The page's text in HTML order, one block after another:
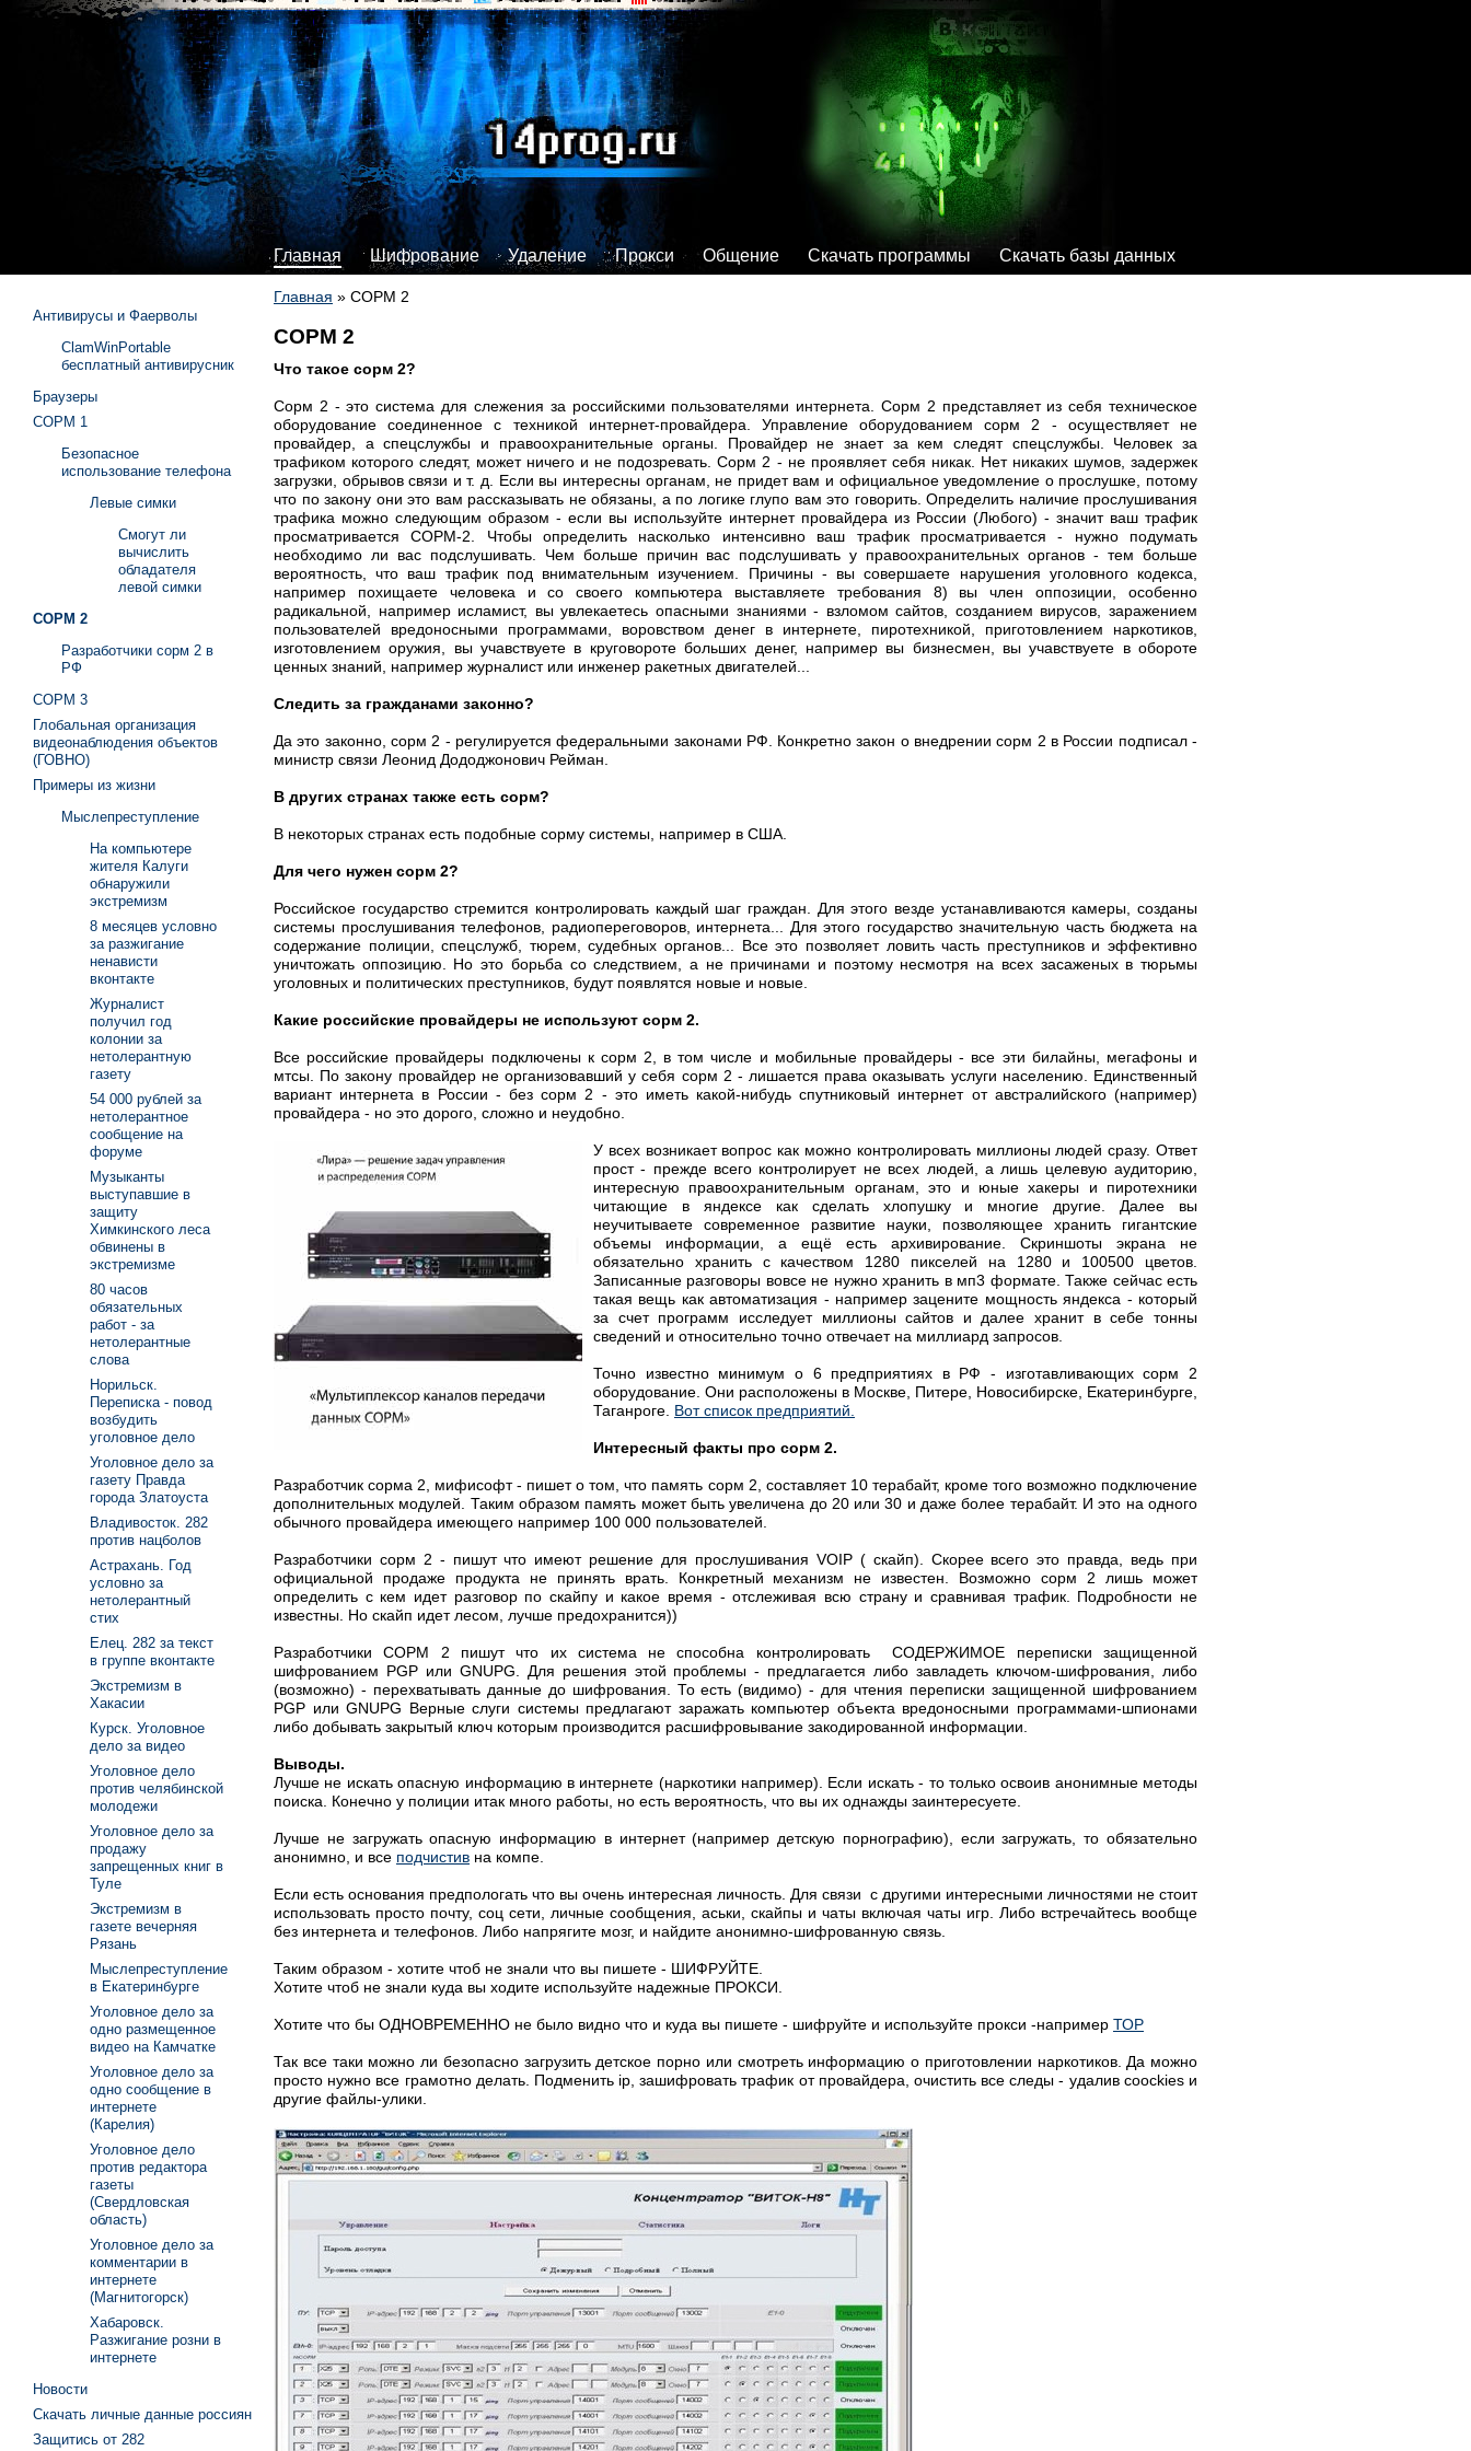
Главная Шифрование Удаление Прокси Общение Скачать программы Скачать базы данных
Главная » СОРМ 2
СОРМ 2
Что такое сорм 2?
Сорм 2 - это система для слежения за российскими пользователями интернета. Сорм 2 представляет из себя техническое
оборудование соединенное с техникой интернет-провайдера. Управление оборудованием сорм 2 - осуществляет не
провайдер, а спецслужбы и правоохранительные органы. Провайдер не знает за кем следят спецслужбы. Человек за
трафиком которого следят, может ничего и не подозревать. Сорм 2 - не проявляет себя никак. Нет никаких шумов, задержек
загрузки, обрывов связи и т. д. Если вы интересны органам, не придет вам и официальное уведомление о прослушке, потому
что по закону они это вам рассказывать не обязаны, а по логике глупо вам это говорить. Определить наличие прослушивания
трафика можно следующим образом - если вы используйте интернет провайдера из России (Любого) - значит ваш трафик
просматривается СОРМ-2. Чтобы определить насколько интенсивно ваш трафик просматривается - нужно подумать
необходимо ли вас подслушивать. Чем больше причин вас подслушивать у правоохранительных органов - тем больше
вероятность, что ваш трафик под внимательным изучением. Причины - вы совершаете нарушения уголовного кодекса,
например похищаете человека и со своего компьютера выставляете требования 8) вы член оппозиции, особенно
радикальной, например исламист, вы увлекаетесь опасными знаниями - взломом сайтов, созданием вирусов, заражением
пользователей вредоносными программами, воровством денег в интернете, пиротехникой, приготовлением наркотиков,
изготовлением оружия, вы учавствуете в круговороте больших денег, например вы бизнесмен, вы учавствуете в обороте
ценных знаний, например журналист или инженер ракетных двигателей...
Следить за гражданами законно?
Да это законно, сорм 2 - регулируется федеральными законами РФ. Конкретно закон о внедрении сорм 2 в России подписал -
министр связи Леонид Дододжонович Рейман.
В других странах также есть сорм?
В некоторых странах есть подобные сорму системы, например в США.
Для чего нужен сорм 2?
Российское государство стремится контролировать каждый шаг граждан. Для этого везде устанавливаются камеры, созданы
системы прослушивания телефонов, радиопереговоров, интернета... Для этого государство значительную часть бюджета на
содержание полиции, спецслужб, тюрем, судебных органов... Все это позволяет ловить часть преступников и эффективно
уничтожать оппозицию. Но это борьба со следствием, а не причинами и поэтому несмотря на всех засаженых в тюрьмы
уголовных и политических преступников, будут появлятся новые и новые.
Какие российские провайдеры не используют сорм 2.
Все российские провайдеры подключены к сорм 2, в том числе и мобильные провайдеры - все эти билайны, мегафоны и
мтсы. По закону провайдер не организовавший у себя сорм 2 - лишается права оказывать услуги населению. Единственный
вариант интернета в России - без сорм 2 - это иметь какой-нибудь спутниковый интернет от австралийского (например)
провайдера - но это дорого, сложно и неудобно.
У всех возникает вопрос как можно контролировать миллионы людей сразу. Ответ
прост - прежде всего контролирует не всех людей, а лишь целевую аудиторию,
интересную правоохранительным органам, это и юные хакеры и пиротехники
читающие в яндексе как сделать хлопушку и многие другие. Далее вы
неучитываете современное развитие науки, позволяющее хранить гигантские
объемы информации, а ещё есть архивирование. Скриншоты экрана не
обязательно хранить с качеством 1280 пикселей на 1280 и 100500 цветов.
Записанные разговоры вовсе не нужно хранить в мп3 формате. Также сейчас есть
такая вещь как автоматизация - например зацените мощность яндекса - который
за счет программ исследует миллионы сайтов и далее хранит в себе тонны
сведений и относительно точно отвечает на миллиард запросов.
Точно известно минимум о6 предприятиях в РФ - изготавливающих сорм 2
оборудование. Они расположены в Москве, Питере, Новосибирске, Екатеринбурге,
Таганроге. Вот список предприятий.
Интересный факты про сорм 2.
Разработчик сорма 2, мифисофт - пишет о том, что память сорм 2, составляет 10 терабайт, кроме того возможно подключение
дополнительных модулей. Таким образом память может быть увеличена до 20 или 30 и даже более терабайт. И это на одного
обычного провайдера имеющего например 100 000 пользователей.
Разработчики сорм 2 - пишут что имеют решение для прослушивания VOIP ( скайп). Скорее всего это правда, ведь при
официальной продаже продукта не принять врать. Конкретный механизм не известен. Возможно сорм 2 лишь может
определить с кем идет разговор по скайпу и какое время - отслеживая всю страну и сравнивая трафик. Подробности не
известны. Но скайп идет лесом, лучше предохранится))
Разработчики СОРМ 2 пишут что их система не способна контролировать СОДЕРЖИМОЕ переписки защищенной
шифрованием PGP или GNUPG. Для решения этой проблемы - предлагается либо завладеть ключом-шифрования, либо
(возможно) - перехватывать данные до шифрования. То есть (видимо) - для чтения переписки защищенной шифрованием
PGP или GNUPG Верные слуги системы предлагают заражать компьютер объекта вредоносными программами-шпионами
либо добывать закрытый ключ которым производится расшифровывание закодированной информации.
Выводы.
Лучше не искать опасную информацию в интернете (наркотики например). Если искать - то только освоив анонимные методы
поиска. Конечно у полиции итак много работы, но есть вероятность, что вы их однажды заинтересуете.
Лучше не загружать опасную информацию в интернет (например детскую порнографию), если загружать, то обязательно
анонимно, и все подчистив на компе.
Если есть основания предпологать что вы очень интересная личность. Для связи с другими интересными личностями не стоит
использовать просто почту, соц сети, личные сообщения, аськи, скайпы и чаты включая чаты игр. Либо встречайтесь вообще
без интернета и телефонов. Либо напрягите мозг, и найдите анонимно-шифрованную связь.
Таким образом - хотите чтоб не знали что вы пишете - ШИФРУЙТЕ.
Хотите чтоб не знали куда вы ходите используйте надежные ПРОКСИ.
Хотите что бы ОДНОВРЕМЕННО не было видно что и куда вы пишете - шифруйте и используйте прокси -например ТОР
Так все таки можно ли безопасно загрузить детское порно или смотреть информацию о приготовлении наркотиков. Да можно
просто нужно все грамотно делать. Подменить ip, зашифровать трафик от провайдера, очистить все следы - удалив coockies и
другие файлы-улики.
Антивирусы и Фаерволы
ClamWinPortable
бесплатный антивирусник
Браузеры
СОРМ 1
Безопасное
использование телефона
Левые симки
Смогут ли
вычислить
обладателя
левой симки
СОРМ 2
Разработчики сорм 2 в
РФ
СОРМ 3
Глобальная организация
видеонаблюдения объектов
(ГОВНО)
Примеры из жизни
Мыслепреступление
На компьютере
жителя Калуги
обнаружили
экстремизм
8 месяцев условно
за разжигание
ненависти
вконтакте
Журналист
получил год
колонии за
нетолерантную
газету
54 000 рублей за
нетолерантное
сообщение на
форуме
Музыканты
выступавшие в
защиту
Химкинского леса
обвинены в
экстремизме
80 часов
обязательных
работ - за
нетолерантные
слова
Норильск.
Переписка - повод
возбудить
уголовное дело
Уголовное дело за
газету Правда
города Златоуста
Владивосток. 282
против нацболов
Астрахань. Год
условно за
нетолерантный
стих
Елец. 282 за текст
в группе вконтакте
Экстремизм в
Хакасии
Курск. Уголовное
дело за видео
Уголовное дело
против челябинской
молодежи
Уголовное дело за
продажу
запрещенных книг в
Туле
Экстремизм в
газете вечерняя
Рязань
Мыслепреступление
в Екатеринбурге
Уголовное дело за
одно размещенное
видео на Камчатке
Уголовное дело за
одно сообщение в
интернете
(Карелия)
Уголовное дело
против редактора
газеты
(Свердловская
область)
Уголовное дело за
комментарии в
интернете
(Магнитогорск)
Хабаровск.
Разжигание розни в
интернете
Новости
Скачать личные данные россиян
Защитись от 282